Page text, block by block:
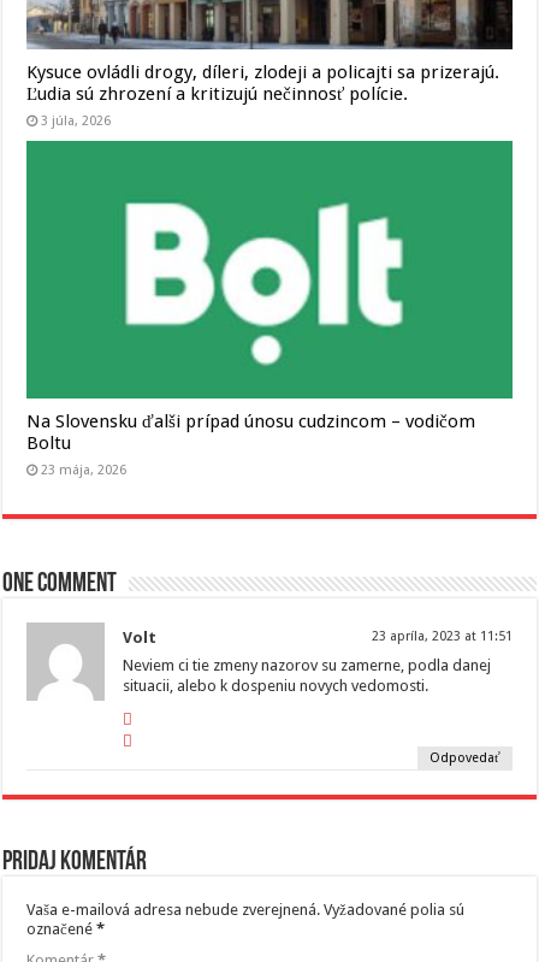
Kysuce ovládli drogy, díleri, zlodeji a policajti sa prizerajú.
Ľudia sú zhrození a kritizujú nečinnosť polície.
3 júla, 2026
Na Slovensku ďalši prípad únosu cudzincom – vodičom
Boltu
23 mája, 2026
One comment
Volt 23 apríla, 2023 at 11:51
Neviem ci tie zmeny nazorov su zamerne, podla danej
situacii, alebo k dospeniu novych vedomosti.
Odpovedať
Pridaj komentár
Vaša e-mailová adresa nebude zverejnená. Vyžadované polia sú
označené*